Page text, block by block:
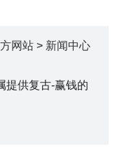
网站 > 新闻中心
提供复古-赢钱的